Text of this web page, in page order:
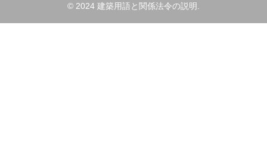
© 2024 建築用語と関係法令の説明.